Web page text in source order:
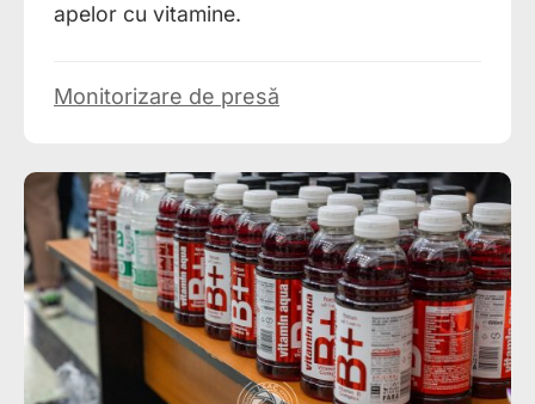
apelor cu vitamine.
Monitorizare de presă